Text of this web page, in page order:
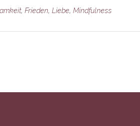
,Frieden,Liebe,Mindfulness